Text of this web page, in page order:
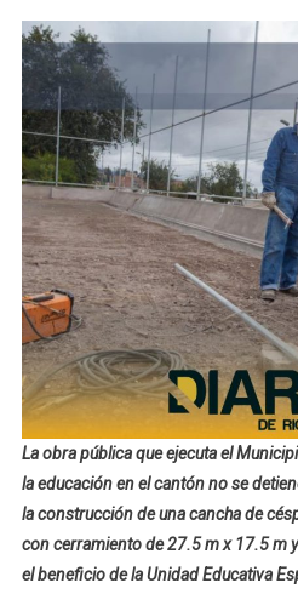
CONSTRUCCIÓN
ÁREA
RECREATIVA
EN
LA
UNIDAD
EDUCATIVA
ESPECIALIZADA
CARLOS
GARBAY
La obra pública que ejecuta el
la educación en el cantón no se
la construcción de una cancha de
con cerramiento de 27.5 m x 17.5 m
el beneficio de la Unidad Educativa